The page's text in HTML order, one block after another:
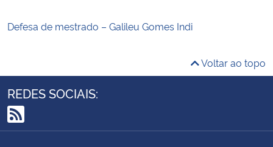
Defesa de mestrado – Galileu Gomes Indi
Voltar ao topo
REDES SOCIAIS:
RSS